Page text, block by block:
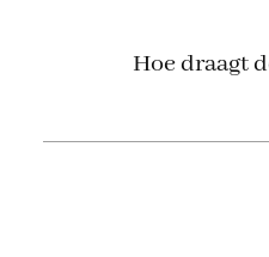
Hoe draagt